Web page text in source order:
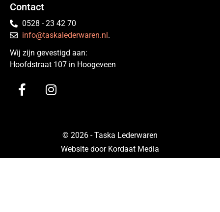
Contact
0528 - 23 42 70
info@taskalederwaren.nl.
Wij zijn gevestigd aan:
Hoofdstraat 107 in Hoogeveen
© 2026 - Taska Lederwaren
Website door Kordaat Media